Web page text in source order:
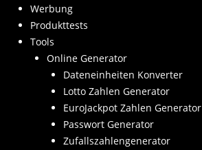
Werbung
Produkttests
Tools
Online Generator
Dateneinheiten Konverter
Lotto Zahlen Generator
EuroJackpot Zahlen Generator
Passwort Generator
Zufallszahlengenerator